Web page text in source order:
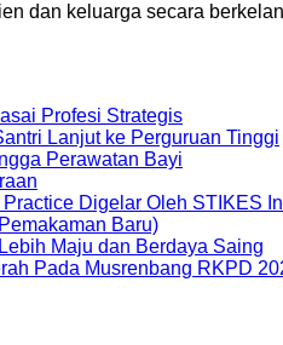
dan keluarga secara
Profesi Strategis
Lanjut ke Perguruan Tinggi
Perawatan Bayi
Digelar Oleh STIKES
Baru)
Maju dan Berdaya Saing
Pada Musrenbang RKPD